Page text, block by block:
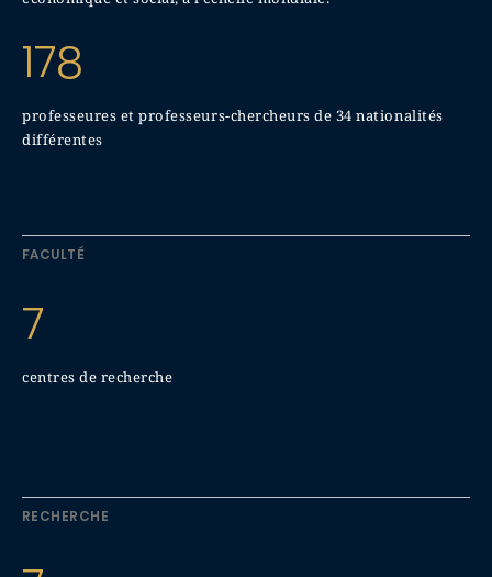
178
professeures et professeurs-chercheurs de 34 nationalités
différentes
FACULTÉ
7
centres de recherche
RECHERCHE